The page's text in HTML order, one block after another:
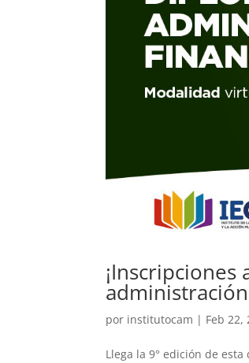
por institutocam | Feb 22,
Llega la 9° edición de